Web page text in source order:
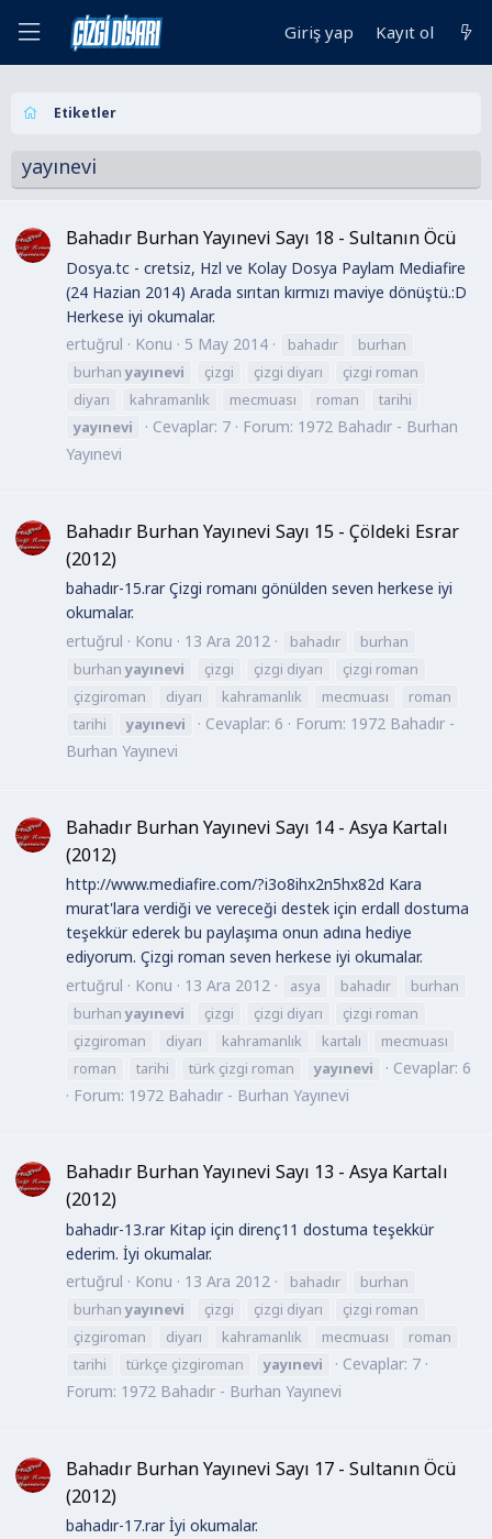
Giriş yap Kayıt ol
Etiketler
yayınevi
Bahadır Burhan Yayınevi Sayı 18 - Sultanın Öcü
Dosya.tc - cretsiz, Hzl ve Kolay Dosya Paylam Mediafire
(24 Hazian 2014) Arada sırıtan kırmızı maviye dönüştü.:D
Herkese iyi okumalar.
ertuğrul
Konu 5 May 2014 bahadır
burhan
burhan yayınevi çizgi çizgi diyarı
çizgi roman
diyarı
kahramanlık mecmuası roman
tarihi
yayınevi
Cevaplar: 7 Forum: 1972 Bahadır - Burhan
Yayınevi
Bahadır Burhan Yayınevi Sayı 15 - Çöldeki Esrar
(2012)
bahadır-15.rar Çizgi romanı gönülden seven herkese iyi
okumalar.
ertuğrul
Konu 13 Ara 2012 bahadır
burhan
burhan yayınevi çizgi çizgi diyarı
çizgi roman
çizgiroman
diyarı kahramanlık mecmuası
roman
tarihi
yayınevi Cevaplar: 6 Forum: 1972 Bahadır -
Burhan Yayınevi
Bahadır Burhan Yayınevi Sayı 14 - Asya Kartalı
(2012)
http://www.mediafire.com/?i3o8ihx2n5hx82d Kara
murat'lara verdiği ve vereceği destek için erdall dostuma
teşekkür ederek bu paylaşıma onun adına hediye
ediyorum. Çizgi roman seven herkese iyi okumalar.
ertuğrul
Konu 13 Ara 2012 asya bahadır
burhan
burhan yayınevi çizgi çizgi diyarı
çizgi roman
çizgiroman
diyarı kahramanlık kartalı
mecmuası
roman
tarihi türk çizgi roman yayınevi
Cevaplar: 6
Forum: 1972 Bahadır - Burhan Yayınevi
Bahadır Burhan Yayınevi Sayı 13 - Asya Kartalı
(2012)
bahadır-13.rar Kitap için direnç11 dostuma teşekkür
ederim. İyi okumalar.
ertuğrul
Konu 13 Ara 2012 bahadır
burhan
burhan yayınevi çizgi çizgi diyarı
çizgi roman
çizgiroman
diyarı kahramanlık mecmuası
roman
tarihi
türkçe çizgiroman yayınevi
Cevaplar: 7
Forum: 1972 Bahadır - Burhan Yayınevi
Bahadır Burhan Yayınevi Sayı 17 - Sultanın Öcü
(2012)
bahadır-17.rar İyi okumalar.